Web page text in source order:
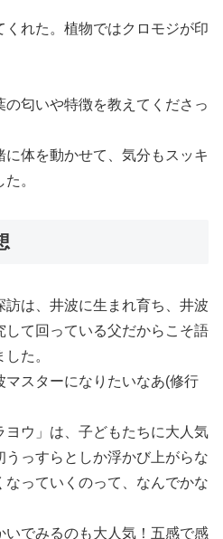
くれた。植物ではクロモジが印
匂いや特徴を教えてくださっ
に体を動かせて、気分もスッキ
。
は、井波に生まれ育ち、井波
て回っている父だからこそ語
た。
スターになりたいなあ(修行
ウ」は、子どもたちに大人気
っすらとしか浮かび上がらな
っていくのって、なんでかな
いでみるのも大人気！五感で感